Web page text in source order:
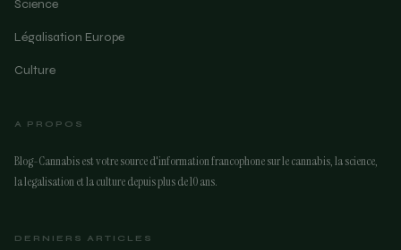
Science
Légalisation Europe
Culture
A PROPOS
Blog-Cannabis est votre source d'information francophone sur le cannabis, la science,
la legalisation et la culture depuis plus de 10 ans.
DERNIERS ARTICLES